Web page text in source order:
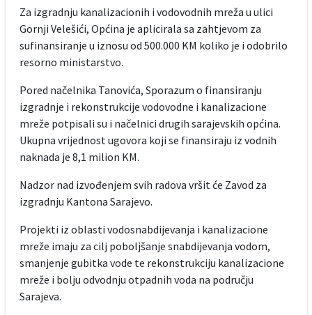
Za izgradnju kanalizacionih i vodovodnih mreža u ulici
Gornji Velešići, Općina je aplicirala sa zahtjevom za
sufinansiranje u iznosu od 500.000 KM koliko je i odobrilo
resorno ministarstvo.
Pored načelnika Tanovića, Sporazum o finansiranju
izgradnje i rekonstrukcije vodovodne i kanalizacione
mreže potpisali su i načelnici drugih sarajevskih općina.
Ukupna vrijednost ugovora koji se finansiraju iz vodnih
naknada je 8,1 milion KM.
Nadzor nad izvođenjem svih radova vršit će Zavod za
izgradnju Kantona Sarajevo.
Projekti iz oblasti vodosnabdijevanja i kanalizacione
mreže imaju za cilj poboljšanje snabdijevanja vodom,
smanjenje gubitka vode te rekonstrukciju kanalizacione
mreže i bolju odvodnju otpadnih voda na području
Sarajeva.